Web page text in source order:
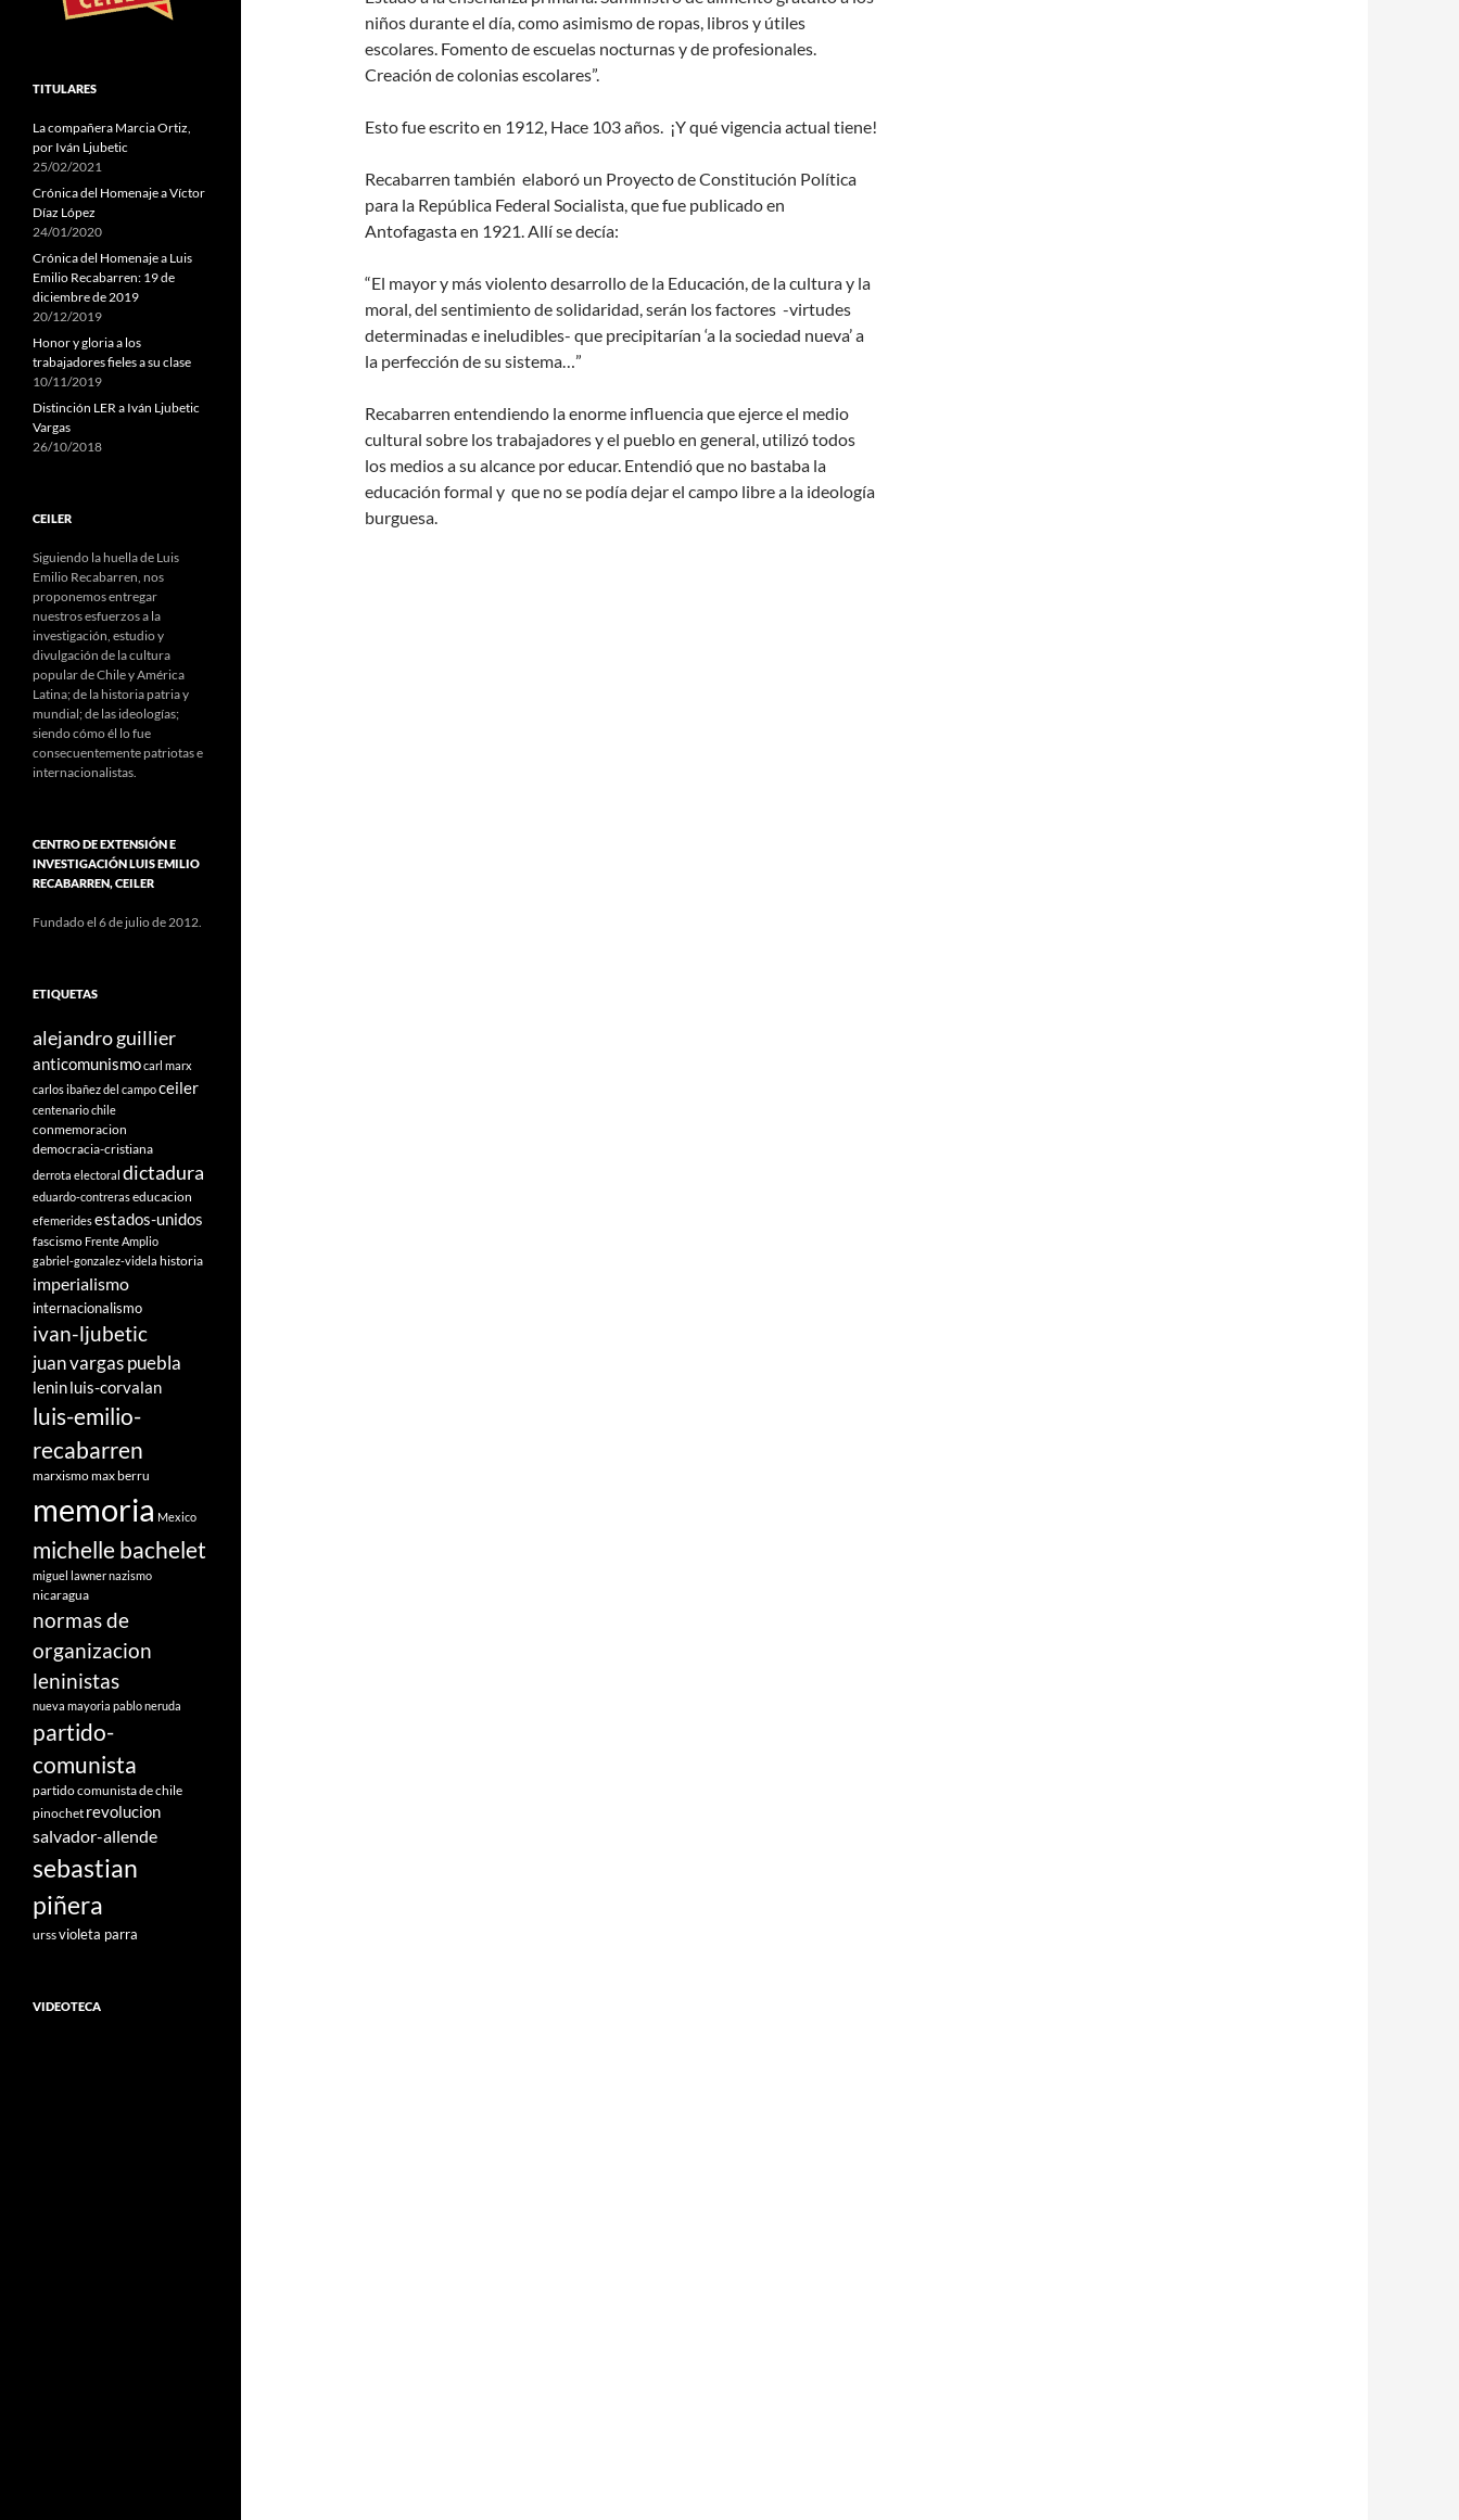
niños durante el día, como asimismo de ropas, libros y útiles
escolares. Fomento de escuelas nocturnas y de profesionales.
Creación de colonias escolares”.
Esto fue escrito en 1912, Hace 103 años. ¡Y qué vigencia actual tiene!
Recabarren también elaboró un Proyecto de Constitución Política
para la República Federal Socialista, que fue publicado en
Antofagasta en 1921. Allí se decía:
“El mayor y más violento desarrollo de la Educación, de la cultura y la
moral, del sentimiento de solidaridad, serán los factores -virtudes
determinadas e ineludibles- que precipitarían ‘a la sociedad nueva’ a
la perfección de su sistema…”
Recabarren entendiendo la enorme influencia que ejerce el medio
cultural sobre los trabajadores y el pueblo en general, utilizó todos
los medios a su alcance por educar. Entendió que no bastaba la
educación formal y que no se podía dejar el campo libre a la ideología
burguesa.
TITULARES
La compañera Marcia Ortiz,
por Iván Ljubetic
25/02/2021
Crónica del Homenaje a Víctor
Díaz López
24/01/2020
Crónica del Homenaje a Luis
Emilio Recabarren: 19 de
diciembre de 2019
20/12/2019
Honor y gloria a los
trabajadores fieles a su clase
10/11/2019
Distinción LER a Iván Ljubetic
Vargas
26/10/2018
CEILER
Siguiendo la huella de Luis
Emilio Recabarren, nos
proponemos entregar
nuestros esfuerzos a la
investigación, estudio y
divulgación de la cultura
popular de Chile y América
Latina; de la historia patria y
mundial; de las ideologías;
siendo cómo él lo fue
consecuentemente patriotas e
internacionalistas.
CENTRO DE EXTENSIÓN E
INVESTIGACIÓN LUIS EMILIO
RECABARREN, CEILER
Fundado el 6 de julio de 2012.
ETIQUETAS
alejandro guillier
anticomunismocarl marx
carlos ibañez del campoceiler
centenariochile
conmemoracion
democracia-cristiana
derrota electoral dictadura
eduardo-contreraseducacion
efemeridesestados-unidos
fascismo Frente Amplio
gabriel-gonzalez-videla historia
imperialismo
internacionalismo
ivan-ljubetic
juan vargas puebla
leninluis-corvalan
luis-emilio-
recabarren
marxismomax berru
memoria Mexico
michelle bachelet
miguel lawnernazismo
nicaragua
normas de
organizacion
leninistas
nueva mayoria pablo neruda
partido-
comunista
partido comunista de chile
pinochet revolucion
salvador-allende
sebastian
piñera
urssvioleta parra
VIDEOTECA